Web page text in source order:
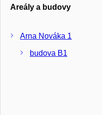
Areály a budovy
Arna Nováka 1
budova B1